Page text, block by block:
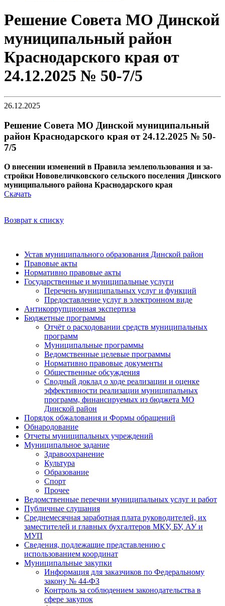
Решение Совета МО Динской
муниципальный район
Краснодарского края от
24.12.2025 № 50-7/5
26.12.2025
Решение Совета МО Динской муниципальный
район Краснодарского края от 24.12.2025 № 50-
7/5
О внесении изменений в Правила землепользования и за-
стройки Нововеличковского сельского поселения Динского
муниципального района Краснодарского края
Скачать
Возврат к списку
Устав муниципального образования Динской район
Правовые акты
Нормативно правовые акты
Государственные и муниципальные услуги
Перечень муниципальных услуг и функций
Предоставление услуг в электронном виде
Антикоррупционная экспертиза
Бюджетные программы
Отчёт о расходовании средств муниципальных
программ
Муниципальные программы
Ведомственные целевые программы
Нормативно правовые документы
Общественные обсуждения
Сводный доклад о ходе реализации и оценке
эффективности реализации муниципальных
программ, финансируемых из бюджета МО
Динской район
Порядок обжалования и Формы обращений
Обнародование
Отчеты муниципальных учреждений
Муниципальное задание
Здравоохранение
Культура
Образование
Спорт
Прочее
Ведомственные перечни муниципальных услуг и работ
Публичные слушания
Среднемесячная заработная плата руководителей, их
заместителей и главных бухгалтеров МКУ, БУ, АУ и
МУП
Сведения, подлежащие представлению с
использованием координат
Муниципальные закупки
Информация для заказчиков по Федеральному
закону № 44-ФЗ
Контроль за соблюдением законодательства в
сфере закупок